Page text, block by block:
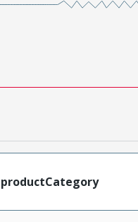
productCategory